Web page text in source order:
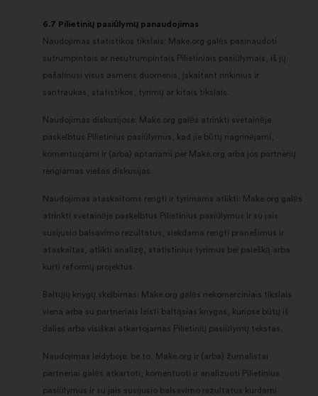
6.7 Pilietinių pasiūlymų panaudojimas
Naudojimas statistikos tikslais: Make.org galės pasinaudoti
sutrumpintais ar nesutrumpintais Pilietiniais pasiūlymais, iš jų
pašalinusi visus asmens duomenis, įskaitant rinkinius ir
santraukas, statistikos, tyrimų ar kitais tikslais.
Naudojimas diskusijose: Make.org galės atrinkti svetainėje
paskelbtus Pilietinius pasiūlymus, kad jie būtų nagrinėjami,
komentuojami ir (arba) aptariami per Make.org arba jos partnerių
rengiamas viešas diskusijas.
Naudojimas ataskaitoms rengti ir tyrimams atlikti: Make.org galės
atrinkti svetainėje paskelbtus Pilietinius pasiūlymus ir su jais
susijusio balsavimo rezultatus, siekdama rengti pranešimus ir
ataskaitas, atlikti analizę, statistinius tyrimus bei paiešką arba
kurti reformų projektus.
Baltųjų knygų skelbimas: Make.org galės nekomerciniais tikslais
viena arba su partneriais leisti baltąsias knygas, kuriose būtų iš
dalies arba visiškai atkartojamas Pilietinių pasiūlymų tekstas.
Naudojimas leidyboje: be to, Make.org ir (arba) žurnalistai
partneriai galės atkartoti, komentuoti ir analizuoti Pilietinius
pasiūlymus ir su jais susijusio balsavimo rezultatus kurdami